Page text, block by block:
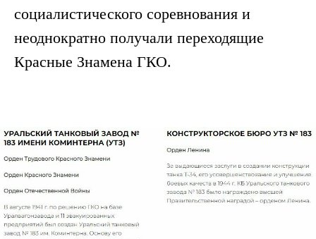
социалистического соревнования и
неоднократно получали переходящие
Красные Знамена ГКО.